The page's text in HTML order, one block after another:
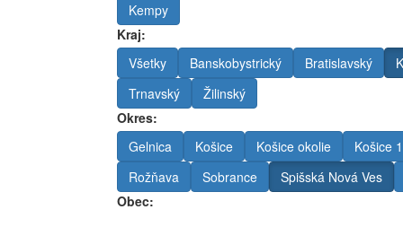
Kempy
Kraj:
Všetky
Banskobystrický Bratislavský
Trnavský
Žilinský
Okres:
Gelnica
Košice Košice okolie
Košice 1
Rožňava
Sobrance
Spišská Nová Ves
Obec: